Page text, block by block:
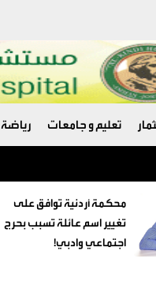
تعليم و جامعات رياضة
والبنتاغون
محكمة أردنية توافق على
تغيير اسم عائلة تسبب بحرج
اجتماعي وادبي!